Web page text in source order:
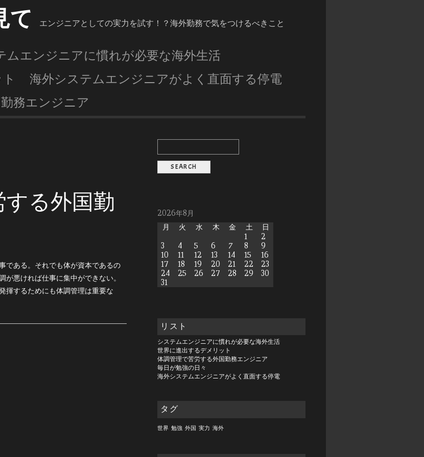
て エンジニアとしての実力を試す！？海外勤務で気をつけるべきこと
ムエンジニアに慣れが必要な海外生活
海外システムエンジニアがよく直面する停電
務エンジニア
る外国勤
である。それでも体が資本であるの
悪ければ仕事に集中ができない。
揮するためにも体調管理は重要な
2026年8月
月
火 水 木 金 土
日
1
2
3
4 5 6 7 8
9
10
11 12 13 14 15
16
17
18 19 20 21 22
23
24
25 26 27 28 29
30
31
リスト
システムエンジニアに慣れが必要な海外生活
世界に進出するデメリット
体調管理で苦労する外国勤務エンジニア
毎日が勉強の日々
海外システムエンジニアがよく直面する停電
タグ
世界 勉強 外国 実力 海外